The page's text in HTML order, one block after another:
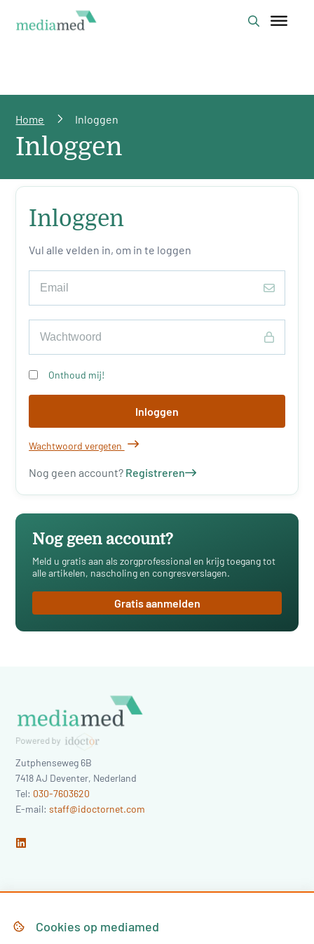
Home Inloggen
Inloggen
Inloggen
Vul alle velden in, om in te loggen
Onthoud mij!
Inloggen
Wachtwoord vergeten
Nog geen account? Registreren
Nog geen account?
Meld u gratis aan als zorgprofessional en krijg toegang tot
alle artikelen, nascholing en congresverslagen.
Gratis aanmelden
Zutphenseweg 6B
7418 AJ Deventer, Nederland
Tel: 030-7603620
E-mail:staff@idoctornet.com
HomeCookies op mediamed